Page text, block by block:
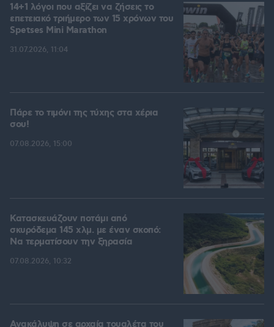
14+1 λόγοι που αξίζει να ζήσεις το
επετειακό τριήμερο των 15 χρόνων του
Spetses Mini Marathon
31.07.2026, 11:04
Πάρε το τιμόνι της τύχης στα χέρια
σου!
07.08.2026, 15:00
Κατασκευάζουν ποτάμι από
σκυρόδεμα 145 χλμ. με έναν σκοπό:
Να τερματίσουν την ξηρασία
07.08.2026, 10:32
Ανακάλυψη σε αρχαία τουαλέτα του